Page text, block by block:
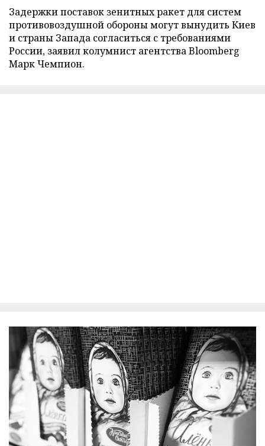
Задержки поставок зенитных ракет для систем
противовоздушной обороны могут вынудить Киев
и страны Запада согласиться с требованиями
России, заявил колумнист агентства Bloomberg
Марк Чемпион.